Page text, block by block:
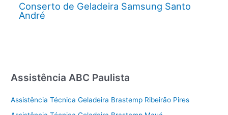
Conserto de Geladeira Samsung Santo
André
Assistência ABC Paulista
Assistência Técnica Geladeira Brastemp Ribeirão Pires